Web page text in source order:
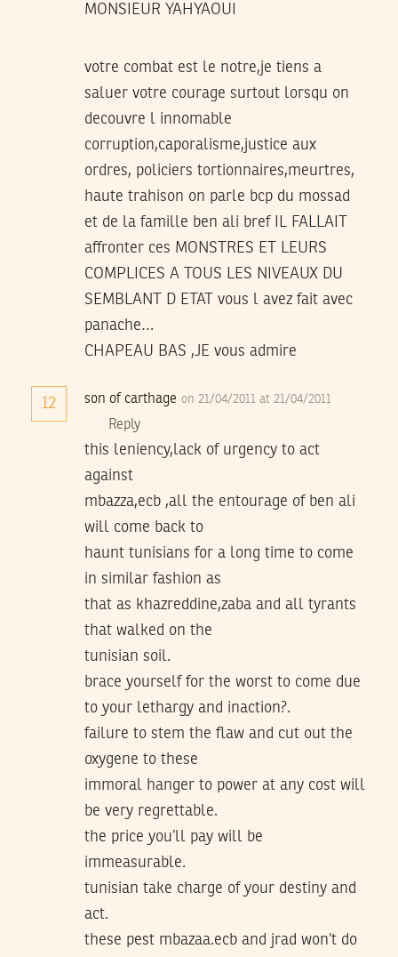
MONSIEUR YAHYAOUI
votre combat est le notre,je tiens a
saluer votre courage surtout lorsqu on
decouvre l innomable
corruption,caporalisme,justice aux
ordres, policiers tortionnaires,meurtres,
haute trahison on parle bcp du mossad
et de la famille ben ali bref IL FALLAIT
affronter ces MONSTRES ET LEURS
COMPLICES A TOUS LES NIVEAUX DU
SEMBLANT D ETAT vous l avez fait avec
panache…
CHAPEAU BAS ,JE vous admire
12 son of carthage on 21/04/2011 at 21/04/2011
Reply
this leniency,lack of urgency to act
against
mbazza,ecb ,all the entourage of ben ali
will come back to
haunt tunisians for a long time to come
in similar fashion as
that as khazreddine,zaba and all tyrants
that walked on the
tunisian soil.
brace yourself for the worst to come due
to your lethargy and inaction?.
failure to stem the flaw and cut out the
oxygene to these
immoral hanger to power at any cost will
be very regrettable.
the price you’ll pay will be
immeasurable.
tunisian take charge of your destiny and
act.
these pest mbazaa.ecb and jrad won’t do